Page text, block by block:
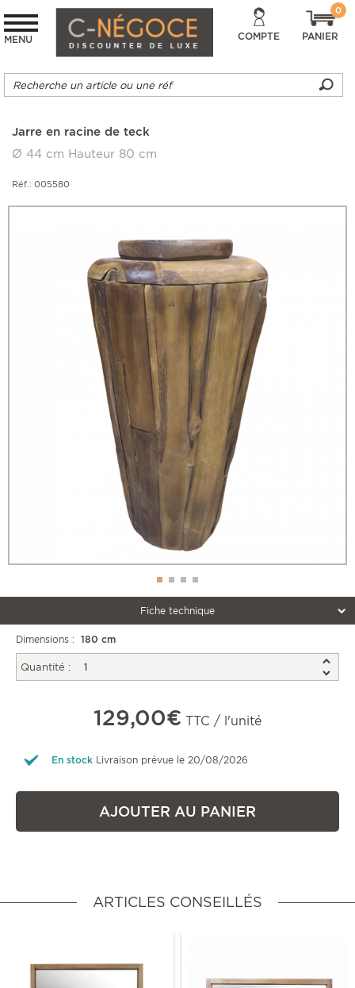
MENU COMPTE PANIER
0
Jarre en racine de teck
Ø 44 cm Hauteur 80 cm
Réf.: 005580
Fiche technique
Dimensions : 180 cm
Quantité :
129,00€ TTC / l'unité
En stock Livraison prévue le 20/08/2026
AJOUTER AU PANIER
ARTICLES CONSEILLÉS